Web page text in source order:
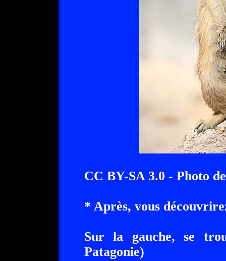
CC BY-SA 3.0 - Photo
* Après, vous
Sur la gauche, se
Patagonie)